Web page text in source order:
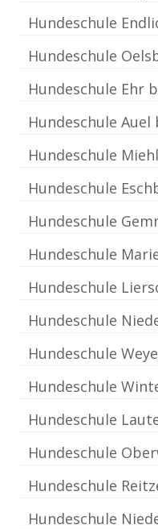
Hundeschule
Hundeschule
Hundeschule Ehr
Hundeschule
Hundeschule
Hundeschule
Hundeschule
Hundeschule
Hundeschule
Hundeschule
Hundeschule
Hundeschule
Hundeschule
Hundeschule
Hundeschule
Hundeschule